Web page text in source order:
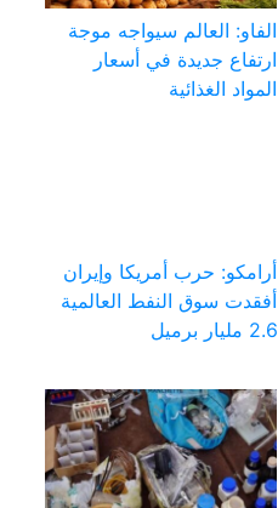
الفاو: العالم سيواجه موجة
ارتفاع جديدة في أسعار
المواد الغذائية
أرامكو: حرب أمريكا وإيران
أفقدت سوق النفط العالمية
2.6 مليار برميل